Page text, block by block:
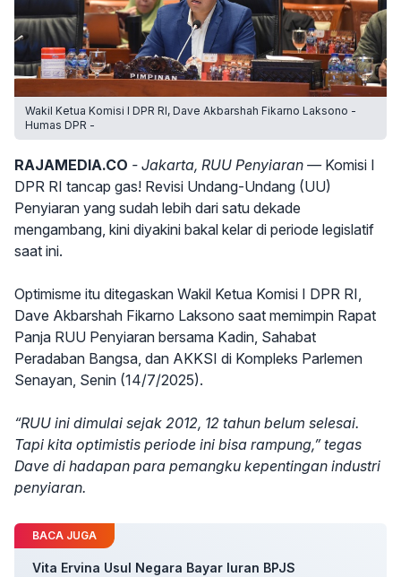
Wakil Ketua Komisi I DPR RI, Dave Akbarshah Fikarno Laksono -
Humas DPR -
RAJAMEDIA.CO - Jakarta, RUU Penyiaran — Komisi I
DPR RI tancap gas! Revisi Undang-Undang (UU)
Penyiaran yang sudah lebih dari satu dekade
mengambang, kini diyakini bakal kelar di periode legislatif
saat ini.
Optimisme itu ditegaskan Wakil Ketua Komisi I DPR RI,
Dave Akbarshah Fikarno Laksono saat memimpin Rapat
Panja RUU Penyiaran bersama Kadin, Sahabat
Peradaban Bangsa, dan AKKSI di Kompleks Parlemen
Senayan, Senin (14/7/2025).
“RUU ini dimulai sejak 2012, 12 tahun belum selesai.
Tapi kita optimistis periode ini bisa rampung,” tegas
Dave di hadapan para pemangku kepentingan industri
penyiaran.
BACA JUGA
Vita Ervina Usul Negara Bayar Iuran BPJS